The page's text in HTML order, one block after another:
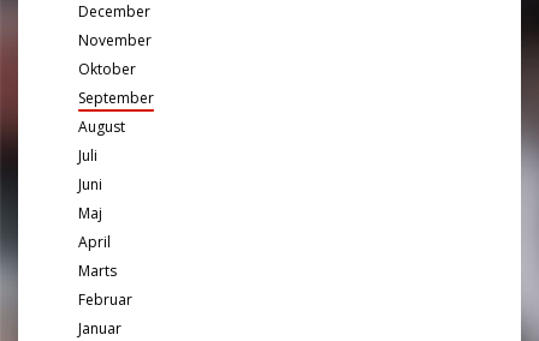
December
November
Oktober
September
August
Juli
Juni
Maj
April
Marts
Februar
Januar